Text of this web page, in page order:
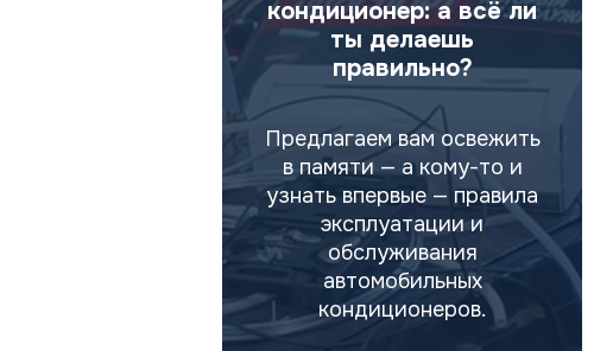
кондиционер: а всё ли
ты делаешь
правильно?
Предлагаем вам освежить
в памяти — а кому-то и
узнать впервые — правила
эксплуатации и
обслуживания
автомобильных
кондиционеров.